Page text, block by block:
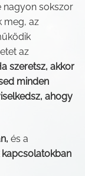
nagyon sokszor
meg, az
az
szeretsz, akkor
minden
ahogy
és a